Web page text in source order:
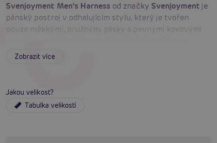
Svenjoyment Men's Harness od značky Svenjoyment je
pánský postroj v odhalujícím stylu, který je tvořen
pouze měkkými, pružnými pásky a pevnými kovovými
vytváří výrazný erotický vzhled a zároveň zajišťuje
odnímatelná pouta na ruce, takže si můžete užít více
Nastavitelné stehenní pásky pomáhají doladit ideální
Zobrazit více
Jakou velikost?
Tabulka velikostí